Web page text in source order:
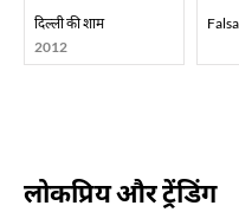
दिल्ली की शाम
2012
लोकप्रिय और ट्रेंडिंग